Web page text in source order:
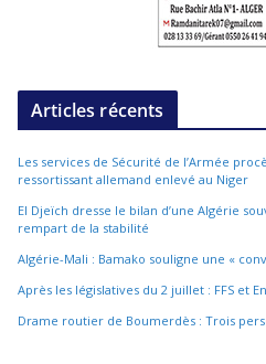
Articles récents
Les services de Sécurité de l’Armée
ressortissant allemand enlevé au Niger
El Djeïch dresse le bilan d’une Algérie
rempart de la stabilité
Algérie-Mali : Bamako souligne une «
Après les législatives du 2 juillet : FFS et
Drame routier de Boumerdès : Trois